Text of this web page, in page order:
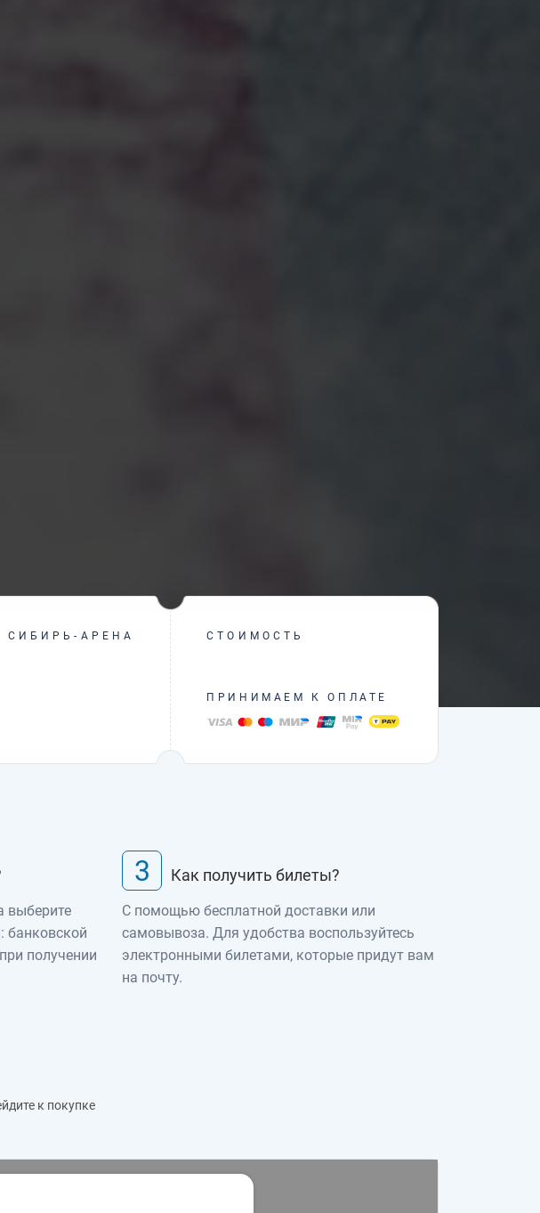
АРЕНА СТОИМОСТЬ
ПРИНИМАЕМ К ОПЛАТЕ
выберите
банковской
получении
3 Как получить билеты?
С помощью бесплатной доставки или
самовывоза. Для удобства воспользуйтесь
электронными билетами, которые придут вам
на почту.
к покупке